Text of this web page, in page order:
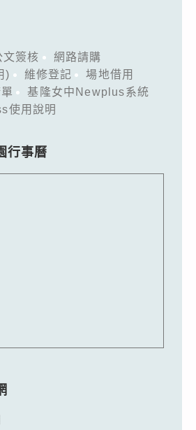
文簽核
網路請購
)
維修登記
場地借用
基隆女中Newplus系統
使用說明
行事曆